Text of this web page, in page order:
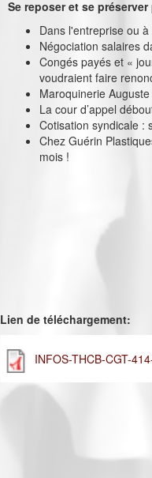
Se reposer et se
Dans l'entreprise ou
Négociation salaires
Congés payés et «
voudraient faire
Maroquinerie
La cour d’appel
Cotisation syndicale :
Chez Guérin
mois !
Lien de téléchargement:
INFOS-THCB-CGT-